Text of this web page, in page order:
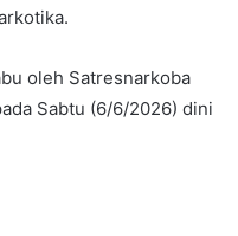
oleh Satresnarkoba
Sabtu (6/6/2026) dini